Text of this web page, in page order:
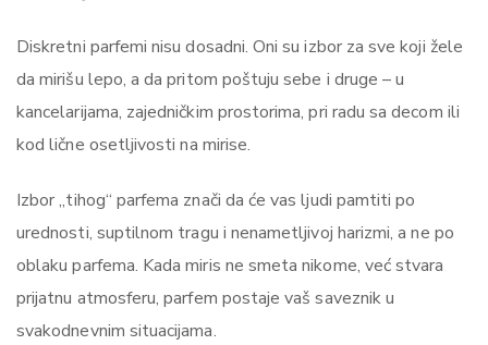
Diskretni parfemi nisu dosadni. Oni su izbor za sve koji žele
da mirišu lepo, a da pritom poštuju sebe i druge – u
kancelarijama, zajedničkim prostorima, pri radu sa decom ili
kod lične osetljivosti na mirise.
Izbor „tihog“ parfema znači da će vas ljudi pamtiti po
urednosti, suptilnom tragu i nenametljivoj harizmi, a ne po
oblaku parfema. Kada miris ne smeta nikome, već stvara
prijatnu atmosferu, parfem postaje vaš saveznik u
svakodnevnim situacijama.